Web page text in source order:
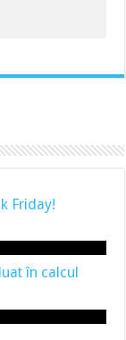
Friday!
în calcul